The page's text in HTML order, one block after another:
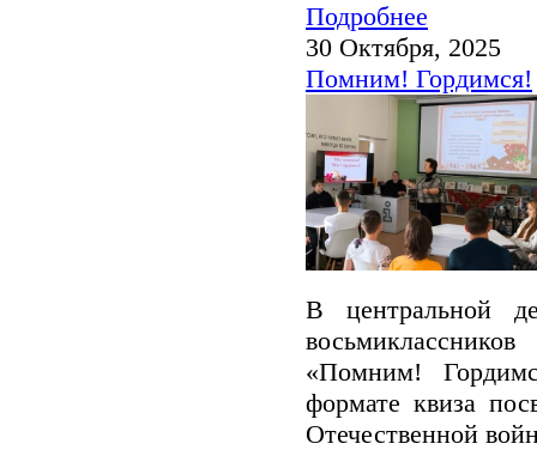
Подробнее
30 Октября, 2025
Помним! Гордимся!
В центральной
«Помним!
формате квиза
Отечественной